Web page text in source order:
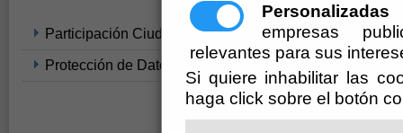
Personalizadas
empresas
relevantes para sus
Si quiere inhabilitar las
haga click sobre el botón
Participación Ciudadana y Servicio de Atención
Protección de Datos Personales